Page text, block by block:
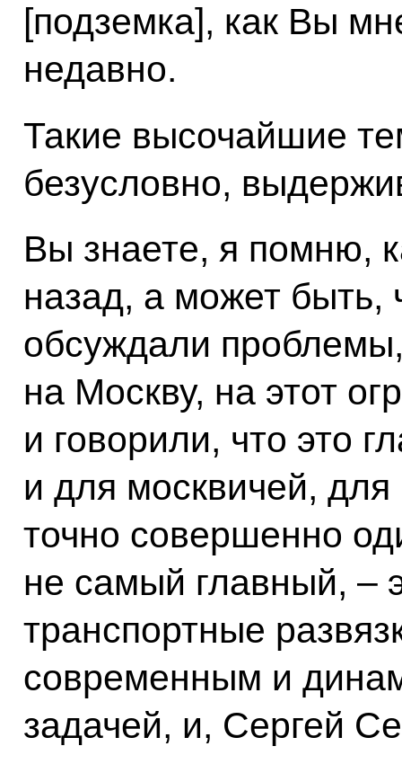
[подземка], как Вы
недавно.
Такие высочайшие
безусловно,
Вы знаете, я помню,
назад, а может быть,
обсуждали
на Москву, на этот
и говорили, что это
и для москвичей, для
точно совершенно
не самый главный, –
транспортные
современным и
задачей, и, Сергей